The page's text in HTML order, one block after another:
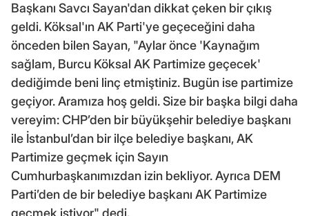
Başkanı Savcı Sayan'dan dikkat çeken bir çıkış
geldi. Köksal'ın AK Parti'ye geçeceğini daha
önceden bilen Sayan, "Aylar önce 'Kaynağım
sağlam, Burcu Köksal AK Partimize geçecek'
dediğimde beni linç etmiştiniz. Bugün ise partimize
geçiyor. Aramıza hoş geldi. Size bir başka bilgi daha
vereyim: CHP’den bir büyükşehir belediye başkanı
ile İstanbul’dan bir ilçe belediye başkanı, AK
Partimize geçmek için Sayın
Cumhurbaşkanımızdan izin bekliyor. Ayrıca DEM
Parti’den de bir belediye başkanı AK Partimize